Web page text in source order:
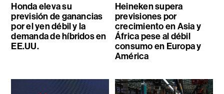
Honda eleva su
previsión de ganancias
por el yen débil y la
demanda de híbridos en
EE.UU.
Heineken supera
previsiones por
crecimiento en Asia y
África pese al débil
consumo en Europa y
América